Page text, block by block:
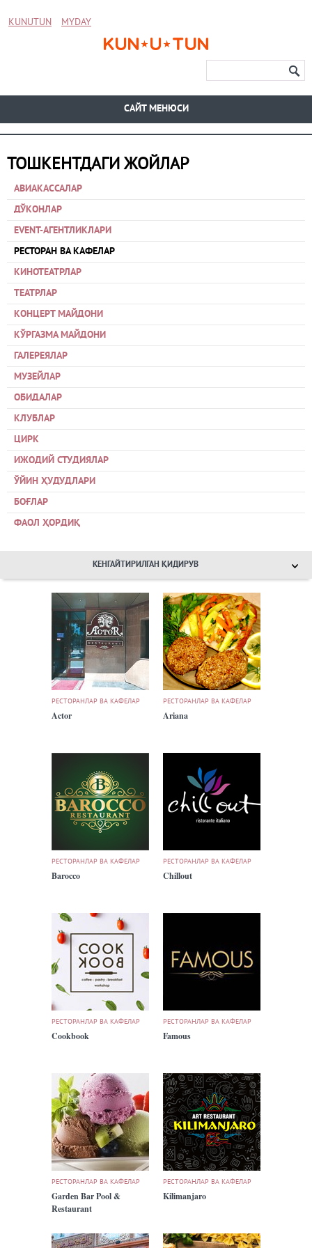
KUNUTUN MYDAY
CАЙТ МЕНЮСИ
ТОШКЕНТДАГИ ЖОЙЛАР
АВИАКАССАЛАР
ДЎКОНЛАР
EVENT-АГЕНТЛИКЛАРИ
РЕСТОРАН ВА КАФЕЛАР
КИНОТЕАТРЛАР
ТЕАТРЛАР
КОНЦЕРТ МАЙДОНИ
КЎРГАЗМА МАЙДОНИ
ГАЛЕРЕЯЛАР
МУЗЕЙЛАР
ОБИДАЛАР
КЛУБЛАР
ЦИРК
ИЖОДИЙ СТУДИЯЛАР
ЎЙИН ҲУДУДЛАРИ
БОҒЛАР
ФАОЛ ҲОРДИҚ
КЕНГАЙТИРИЛГАН ҚИДИРУВ
РЕСТОРАНЛАР ВА КАФЕЛАР
Actor
РЕСТОРАНЛАР ВА КАФЕЛАР
Ariana
РЕСТОРАНЛАР ВА КАФЕЛАР
Barocco
РЕСТОРАНЛАР ВА КАФЕЛАР
Chillout
РЕСТОРАНЛАР ВА КАФЕЛАР
Cookbook
РЕСТОРАНЛАР ВА КАФЕЛАР
Famous
РЕСТОРАНЛАР ВА КАФЕЛАР
Garden Bar Pool &
Restaurant
РЕСТОРАНЛАР ВА КАФЕЛАР
Kilimanjaro